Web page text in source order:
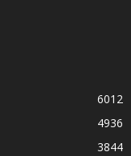
6012
4936
3844